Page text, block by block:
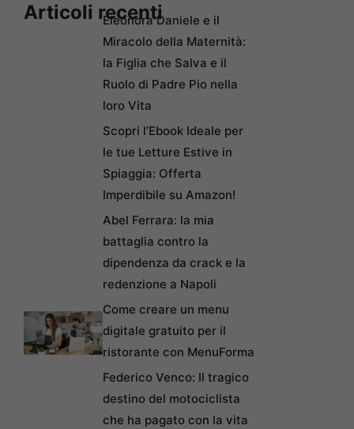
Articoli recentiEleonora Daniele e il
Miracolo della Maternità:
la Figlia che Salva e il
Ruolo di Padre Pio nella
loro Vita
Scopri l’Ebook Ideale per
le tue Letture Estive in
Spiaggia: Offerta
Imperdibile su Amazon!
Abel Ferrara: la mia
battaglia contro la
dipendenza da crack e la
redenzione a Napoli
Come creare un menu
digitale gratuito per il
ristorante con MenuForma
Federico Venco: Il tragico
destino del motociclista
che ha pagato con la vita